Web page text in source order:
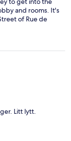
and rooms. It's
of Rue de
city. It's also
from the
my stuff in
My only beef
but I had not
if a party or
it more than
Litt lytt.